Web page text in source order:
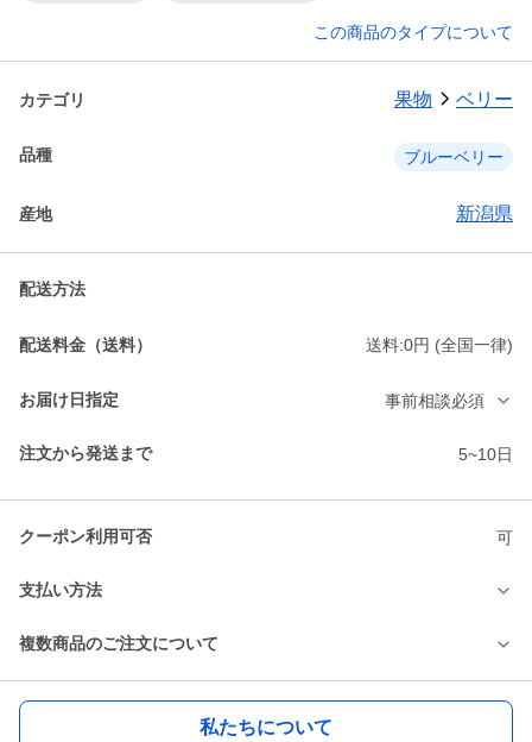
この商品のタイプについて
カテゴリ 果物 ベリー
品種 ブルーベリー
産地 新潟県
配送方法
配送料金（送料） 送料:0円 (全国一律)
お届け日指定 事前相談必須
注文から発送まで 5~10日
クーポン利用可否 可
支払い方法
複数商品のご注文について
私たちについて